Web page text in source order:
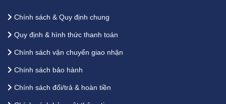
Chính sách & Quy định chung
Quy định & hình thức thanh toán
Chính sách vận chuyển giao nhận
Chính sách bảo hành
Chính sách đổi/trả & hoàn tiền